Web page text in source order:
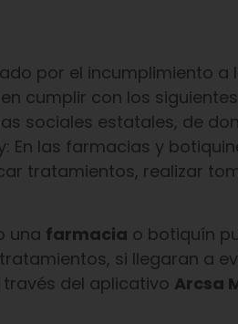
por el incumplimiento a
cumplir con los
sociales estatales, de
En las farmacias y
tratamientos, realizar
una farmacia o botiquín
si llegaran a
del aplicativo Arcsa